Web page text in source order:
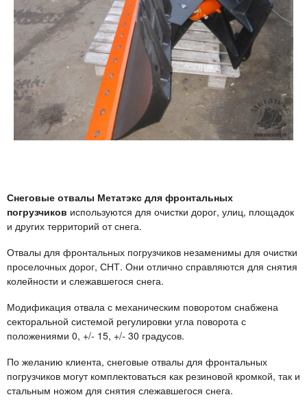
Снеговые отвалы Метатэкс для фронтальных
погрузчиков используются для очистки дорог, улиц, площадок
и других территорий от снега.
Отвалы для фронтальных погрузчиков незаменимы для очистки
проселочных дорог, СНТ. Они отлично справляются для снятия
колейности и слежавшегося снега.
Модификация отвала с механическим поворотом снабжена
секторальной системой регулировки угла поворота с
положениями 0, +/- 15, +/- 30 градусов.
По желанию клиента, снеговые отвалы для фронтальных
погрузчиков могут комплектоваться как резиновой кромкой, так и
стальным ножом для снятия слежавшегося снега.